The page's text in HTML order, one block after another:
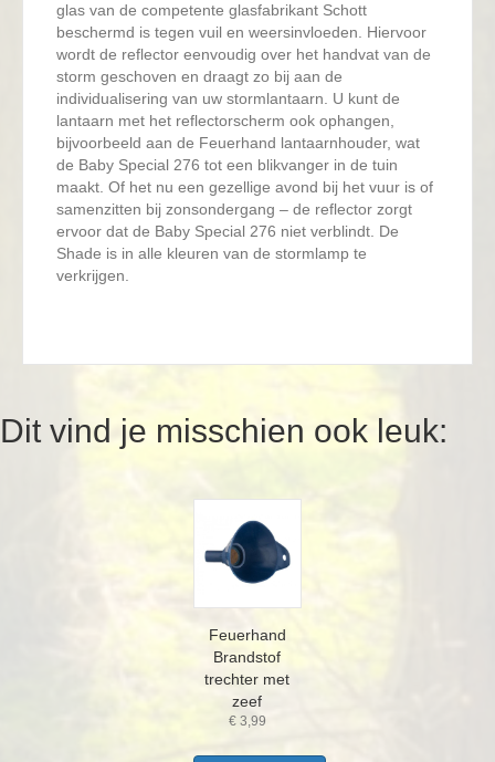
glas van de competente glasfabrikant Schott
beschermd is tegen vuil en weersinvloeden. Hiervoor
wordt de reflector eenvoudig over het handvat van de
storm geschoven en draagt zo bij aan de
individualisering van uw stormlantaarn. U kunt de
lantaarn met het reflectorscherm ook ophangen,
bijvoorbeeld aan de Feuerhand lantaarnhouder, wat
de Baby Special 276 tot een blikvanger in de tuin
maakt. Of het nu een gezellige avond bij het vuur is of
samenzitten bij zonsondergang – de reflector zorgt
ervoor dat de Baby Special 276 niet verblindt. De
Shade is in alle kleuren van de stormlamp te
verkrijgen.
Dit vind je misschien ook leuk:
Feuerhand
Brandstof
trechter met
zeef
€3,99